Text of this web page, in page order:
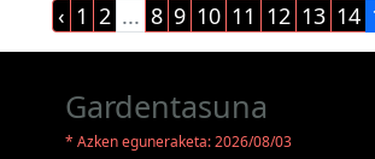
‹ 1 2 ... 8 9 10 11 12 13 14
Gardentasuna
* Azken eguneraketa: 2026/08/03